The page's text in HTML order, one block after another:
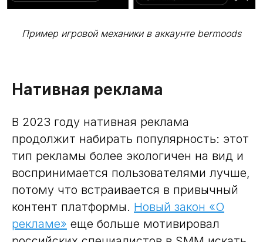
Пример игровой механики в аккаунте bermoods
Нативная реклама
В 2023 году нативная реклама
продолжит набирать популярность: этот
тип рекламы более экологичен на вид и
воспринимается пользователями лучше,
потому что встраивается в привычный
контент платформы. Новый закон «О
рекламе» еще больше мотивировал